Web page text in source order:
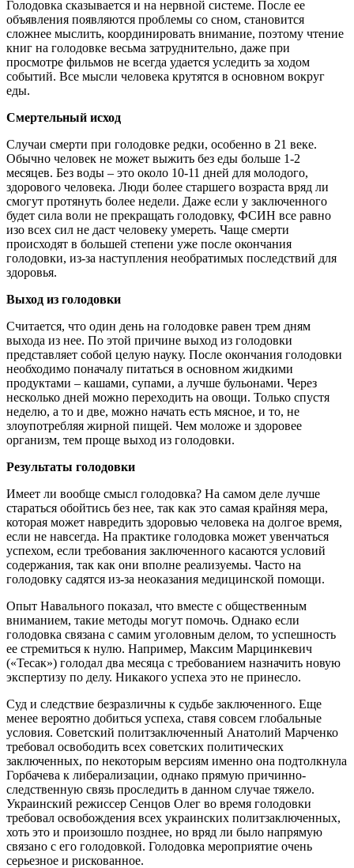
Голодовка сказывается и на нервной системе. После ее
объявления появляются проблемы со сном, становится
сложнее мыслить, координировать внимание, поэтому чтение
книг на голодовке весьма затруднительно, даже при
просмотре фильмов не всегда удается уследить за ходом
событий. Все мысли человека крутятся в основном вокруг
еды.
Смертельный исход
Случаи смерти при голодовке редки, особенно в 21 веке.
Обычно человек не может выжить без еды больше 1-2
месяцев. Без воды – это около 10-11 дней для молодого,
здорового человека. Люди более старшего возраста вряд ли
смогут протянуть более недели. Даже если у заключенного
будет сила воли не прекращать голодовку, ФСИН все равно
изо всех сил не даст человеку умереть. Чаще смерти
происходят в большей степени уже после окончания
голодовки, из-за наступления необратимых последствий для
здоровья.
Выход из голодовки
Считается, что один день на голодовке равен трем дням
выхода из нее. По этой причине выход из голодовки
представляет собой целую науку. После окончания голодовки
необходимо поначалу питаться в основном жидкими
продуктами – кашами, супами, а лучше бульонами. Через
несколько дней можно переходить на овощи. Только спустя
неделю, а то и две, можно начать есть мясное, и то, не
злоупотребляя жирной пищей. Чем моложе и здоровее
организм, тем проще выход из голодовки.
Результаты голодовки
Имеет ли вообще смысл голодовка? На самом деле лучше
стараться обойтись без нее, так как это самая крайняя мера,
которая может навредить здоровью человека на долгое время,
если не навсегда. На практике голодовка может увенчаться
успехом, если требования заключенного касаются условий
содержания, так как они вполне реализуемы. Часто на
голодовку садятся из-за неоказания медицинской помощи.
Опыт Навального показал, что вместе с общественным
вниманием, такие методы могут помочь. Однако если
голодовка связана с самим уголовным делом, то успешность
ее стремиться к нулю. Например, Максим Марцинкевич
(«Тесак») голодал два месяца с требованием назначить новую
экспертизу по делу. Никакого успеха это не принесло.
Суд и следствие безразличны к судьбе заключенного. Еще
менее вероятно добиться успеха, ставя совсем глобальные
условия. Советский политзаключенный Анатолий Марченко
требовал освободить всех советских политических
заключенных, по некоторым версиям именно она подтолкнула
Горбачева к либерализации, однако прямую причинно-
следственную связь проследить в данном случае тяжело.
Украинский режиссер Сенцов Олег во время голодовки
требовал освобождения всех украинских политзаключенных,
хоть это и произошло позднее, но вряд ли было напрямую
связано с его голодовкой. Голодовка мероприятие очень
серьезное и рискованное.